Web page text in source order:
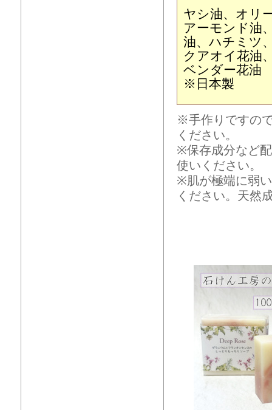
ヤシ油、オリ
アーモンド油
油、ハチミツ
クアオイ花油
ベンダー花油
※日本製
※手作りですの
ください。
※保存成分など
使いください。
※肌が極端に弱
ください。天然